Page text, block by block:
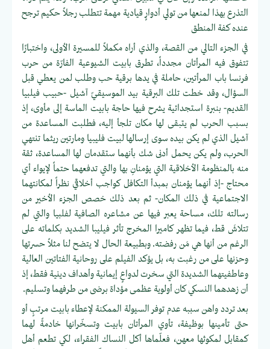
التذرع بهذا لمنعها من تولي أدوارٍ قيادية مهمة تتطلب رجلاً حكيم ترجح
عنده كفة المنطق
في الجزء التالي من القصة، والذي أراه مكملاً للمسيرة الأولى، واختبارًا
تتفوق فيه المرأتان مجدداً، تطرق بابيت الشيوعية الفارّة من حرب
فرنسا باب المرأتين، حاملة في يدها برقية حب وطلب لمن يعطي قبل
السؤال، وقد خطت تلك البرقية بيد الموسيقيّ آشيل -حبيب فيلبيا
القديم- بنبرة استجدائية يشرح فيها حاجة بابيت الماسة إلى مأوى، إذ
بسبب الحرب لم يتبقى لها مكان تلجأ إليه، فطلبت المساعدة من
آشيل الذي لم يكن بيده سوى إرسالها لبيت فليبيا ومارتين ريثما تنتهي
الحرب، ولم يكن يحمل أدنى شك بأنهما ستقدمان لها المساعدة، ثقة
منه بالمنظومة الأخلاقية التي يؤمنانِ بها والتي تدفعهما حتماً لإيواء أي
محتاج -إذ أنهما يؤمنان بمبدأ التكافل كواجب أخلاقي نظراً لمكانتهما
الاجتماعية في ذلك المكان- ثم بعد ذلك خصص الجزء الأخير من
رسالته تلك، مساحة يعبر فيها عن مشاعره الصافية لفلبيا والتي لم
تتلاشَ قط، فيما تظهر كاميرا المخرج تأثر فيليبا الشديد بكلماته على
الرغم من أنها هي مَن رفضته. وبطبيعة الحال لا يتضح لنا مثلاً حسرتها
وحزنها على من رغبت به، بل يؤكد الفيلم على روحانية الفتاتين العالية
وعاطفيتهما الشديدة التي سخرت لدواعٍ إيمانية وأهداف دينية فقط، إذ
أن زهدهما النسكي كان أولوية عظمى مؤداة برضى من طرفهما وتسليم.
بعد تردد واهن سببه عدم توفر السيولة الممكنة لإعطاء بابيت مرتبٍ أو
حتى تأمينها بوظيفة، تأوي المرأتان بابيت وتسخّرانها خادمةً لهما
كمقابل لمكوثها معهن، فعلّماها أكل النساك الفقراء، لكي تطعم أهل